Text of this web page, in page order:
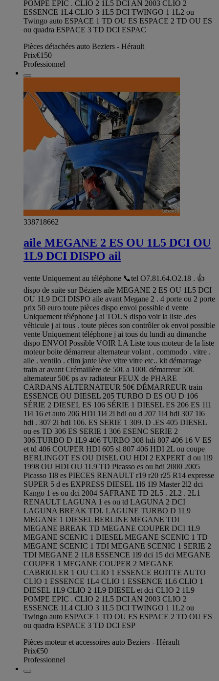
POMPE EPIC . CLIO 2 1L5 DCI AN 2003 CLIO 2
ESSENCE 1L4 CLIO 3 1L5 DCI TWINGO 1 1L2 ou
Twingo auto ESPACE 1 TD OU ES ESPACE 2 TD OU ES
ou quadra ESPACE 3 TD DCI ESPAC
Pièces détachées auto Beziers - Hérault
Prix€150
Professionnel
338718662
aile MEGANE 2 ES OU 1L5 DCI OU
1L9 DCI DISPO ail
vente Uniquement au téléphone 📞tel O7.81.64.O2.18 . 👍
dispo de suite sur Béziers aile MEGANE 2 ES OU 1L5 DCI
OU 1L9 DCI DISPO aile avant Megane 2 . 4 porte ou 2 porte
prix 50 euro toute pièces dispo envoi possible d vente
Uniquement téléphone j ai TOUS dispo voir la liste .des
véhicule j ai tous . toute pièces son contrôler ok envoi possible
vente Uniquement téléphone j ai tous du lundi au dimanche
dispo ENVOI Possible VOIR LA Liste tous moteur de la liste
moteur boite démarreur alternateur volant . commodo . vitre .
aile . ventilo . clim jante lève vitre vitre etc.. kit démarrage
train ar avant Crémaillère de 50€ a 100€ démarreur 50€
alternateur 50€ ps av radiateur FEUX de PHARE
CARDANS ALTERNATEUR 50€ DÉMARREUR train
ESSENCE OU DIESEL 205 TURBO D ES OU D 106
SÉRIE 2 DIESEL ES 106 SÉRIE 1 DIESEL ES 206 ES 1l1
1l4 16 et auto 206 HDI 1l4 2l hdi ou d 207 1l4 hdi 307 1l6
hdi . 307 2l hdI 106. ES SERIE 1 309. D .ES 405 DIESEL
ou es TD 306 ES SERIE 1 306 ESENC SERIE 2
306.TURBO D 1L9 406 TURBO 308 hdi 807 406 16 V ES
et td 406 COUPER HDI 605 sl 807 406 HDI 2L ou coupe
BERLINGOT ES OU DISEL OU HDI 2 EXPERT d ou 1l9
1998 OU HDI OU 1L9 TD Picasso es ou hdi 2000 2005
Picasso 1l8 es PIECES RENAULT r19 r20 r25 R14 expresse
SUPER 5 d es EXPRESS DIESEL 1l6 1l9 Master 2l2 dci
Kango 1 es ou dci 2004 SAFRANE TD 2L5 . 2L2 . 2L1
RENAULT LAGUNA 1 es ou td LAGUNA 2 DCI
LAGUNA BREAK TDI. LAGUNE TURBO D 1L9
MEGANE 1 DIESEL BERLINE MEGANE TDI
MEGANE BREAK TD MEGANE COUPER DCI 1L9
MEGANE SCENIC 1 DIESEL MEGANE SCENIC 1 TD
MEGANE SCENIC 1 TDI MEGANE SCENIC 1 SERIE 2
TDI MEGANE 2 1L8 ESSENCE 1l9 dci 15 dci MEGANE
COUPER 1 MEGANE COUPER 2 MEGANE
CABRIOLER 1 OU CLIO 1 ESSENCE BOITTE AUTO
CLIO 1 ESSENCE 1L4 CLIO 1 ESSENCE 1L6 CLIO 1
DIESEL 1L9 CLIO 2 1L9 DIESEL et dci CLIO 2 1L9
POMPE EPIC . CLIO 2 1L5 DCI AN 2003 CLIO 2
ESSENCE 1L4 CLIO 3 1L5 DCI TWINGO 1 1L2 ou
Twingo auto ESPACE 1 TD OU ES ESPACE 2 TD OU ES
ou quadra ESPACE 3 TD DCI ESP
Pièces moteur et accessoires auto Beziers - Hérault
Prix€50
Professionnel